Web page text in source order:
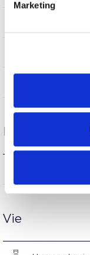
Marketing
Performance
Vie